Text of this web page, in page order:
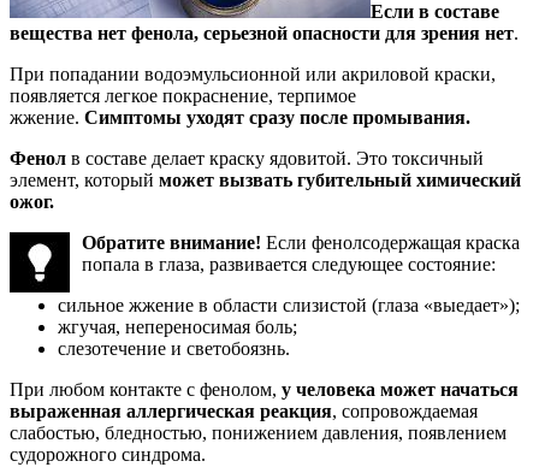
Если в составе
вещества нет фенола, серьезной опасности для зрения нет.
При попадании водоэмульсионной или акриловой краски,
появляется легкое покраснение, терпимое
жжение. Симптомы уходят сразу после промывания.
Фенол в составе делает краску ядовитой. Это токсичный
элемент, который может вызвать губительный химический
ожог.
Обратите внимание! Если фенолсодержащая краска
попала в глаза, развивается следующее состояние:
сильное жжение в области слизистой (глаза «выедает»);
жгучая, непереносимая боль;
слезотечение и светобоязнь.
При любом контакте с фенолом, у человека может начаться
выраженная аллергическая реакция, сопровождаемая
слабостью, бледностью, понижением давления, появлением
судорожного синдрома.